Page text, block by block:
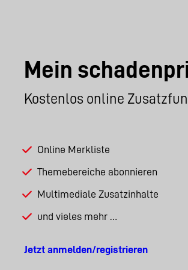
Mein
Kostenlos online
Online Merkliste
Themebereiche abonnieren
Multimediale Zusatzinhalte
und vieles mehr …
Jetzt anmelden/registrieren